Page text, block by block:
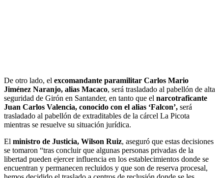
De otro lado, el excomandante paramilitar Carlos Mario
Jiménez Naranjo, alias Macaco, será trasladado al pabellón de alta
seguridad de Girón en Santander, en tanto que el narcotraficante
Juan Carlos Valencia, conocido con el alias ‘Falcon’, será
trasladado al pabellón de extraditables de la cárcel La Picota
mientras se resuelve su situación jurídica.
El ministro de Justicia, Wilson Ruiz, aseguró que estas decisiones
se tomaron “tras concluir que algunas personas privadas de la
libertad pueden ejercer influencia en los establecimientos donde se
encuentran y permanecen recluidos y que son de reserva procesal,